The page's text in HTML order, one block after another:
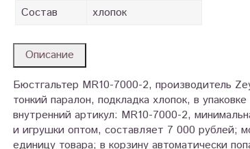
Состав
хлопок
Описание
Бюстгальтер MR10-7000-2, производитель
тонкий паралон, подкладка хлопок, в
внутренний артикул: MR10-7000-2,
и игрушки оптом, составляет 7 000 рублей;
единицу товара; в корзину автоматически